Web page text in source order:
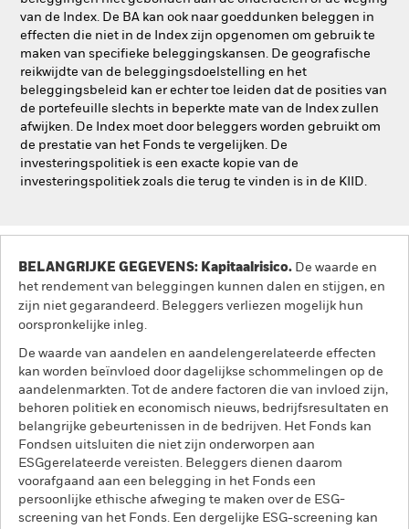
van de Index. De BA kan ook naar goeddunken beleggen in
effecten die niet in de Index zijn opgenomen om gebruik te
maken van specifieke beleggingskansen. De geografische
reikwijdte van de beleggingsdoelstelling en het
beleggingsbeleid kan er echter toe leiden dat de posities van
de portefeuille slechts in beperkte mate van de Index zullen
afwijken. De Index moet door beleggers worden gebruikt om
de prestatie van het Fonds te vergelijken. De
investeringspolitiek is een exacte kopie van de
investeringspolitiek zoals die terug te vinden is in de KIID.
BELANGRIJKE GEGEVENS: Kapitaalrisico. De waarde en
het rendement van beleggingen kunnen dalen en stijgen, en
zijn niet gegarandeerd. Beleggers verliezen mogelijk hun
oorspronkelijke inleg.
De waarde van aandelen en aandelengerelateerde effecten
kan worden beïnvloed door dagelijkse schommelingen op de
aandelenmarkten. Tot de andere factoren die van invloed zijn,
behoren politiek en economisch nieuws, bedrijfsresultaten en
belangrijke gebeurtenissen in de bedrijven. Het Fonds kan
Fondsen uitsluiten die niet zijn onderworpen aan
ESGgerelateerde vereisten. Beleggers dienen daarom
voorafgaand aan een belegging in het Fonds een
persoonlijke ethische afweging te maken over de ESG-
screening van het Fonds. Een dergelijke ESG-screening kan